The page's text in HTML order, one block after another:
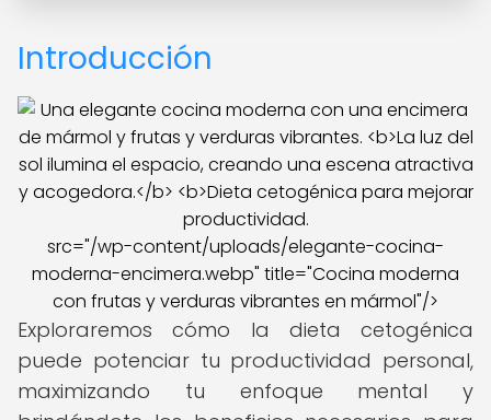
Introducción
src="/wp-content/uploads/elegante-cocina-
moderna-encimera.webp" title="Cocina moderna
con frutas y verduras vibrantes en mármol"/>
Exploraremos cómo la dieta cetogénica
puede potenciar tu productividad personal,
maximizando tu enfoque mental y